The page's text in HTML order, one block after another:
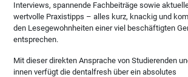
Interviews, spannende Fachbeiträge sowie
wertvolle Praxistipps – alles kurz, knackig und
den Lesegewohnheiten einer viel beschäftigten
entsprechen.
Mit dieser direkten Ansprache von Studierenden
innen verfügt die dentalfresh über ein absolutes